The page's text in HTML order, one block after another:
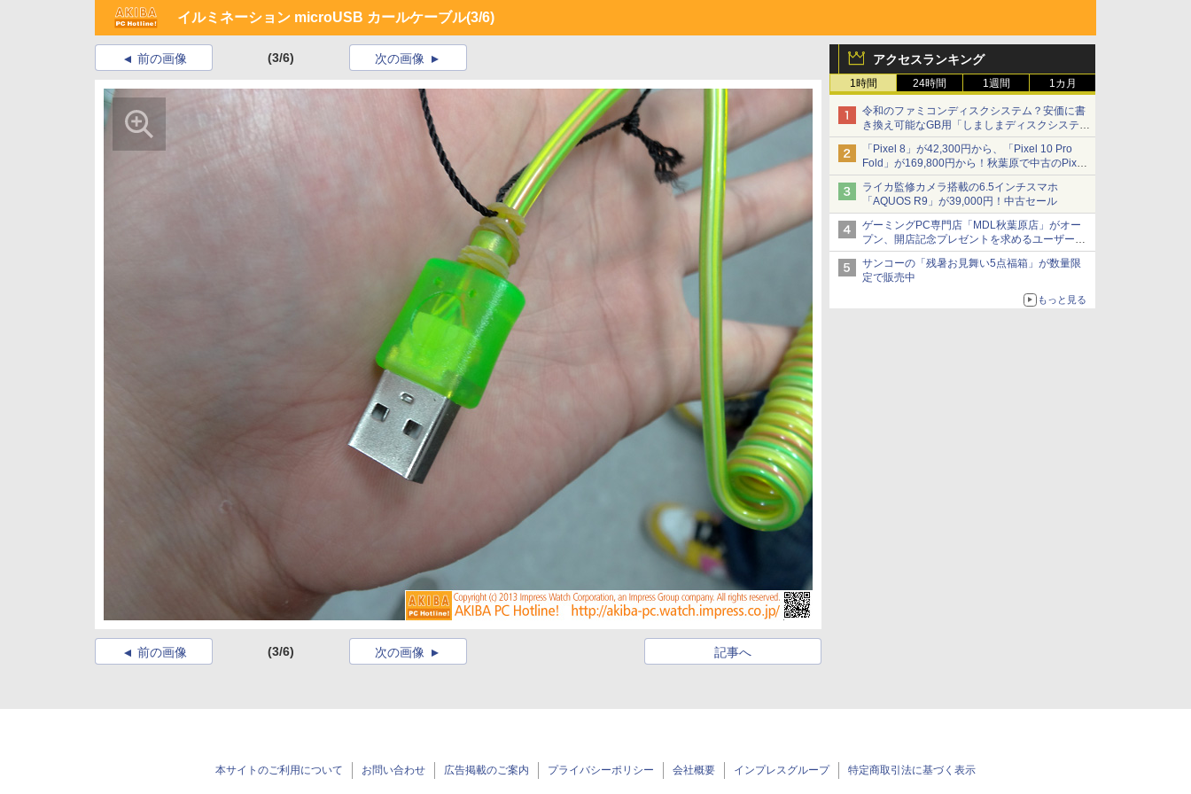
イルミネーション microUSB カールケーブル(3/6)
アクセスランキング
1時間 24時間 1週間 1カ月
令和のファミコンディスクシステム？安価に書
き換え可能なGB用「しましまディスクシステ
ム」
「Pixel 8」が42,300円から、「Pixel 10 Pro
Fold」が169,800円から！秋葉原で中古のPixel
シリーズがお買い得
ライカ監修カメラ搭載の6.5インチスマホ
「AQUOS R9」が39,000円！中古セール
ゲーミングPC専門店「MDL秋葉原店」がオー
プン、開店記念プレゼントを求めるユーザーが
押し寄せ長蛇の列に
サンコーの「残暑お見舞い5点福箱」が数量限
定で販売中
もっと見る
前の画像 (3/6) 次の画像
前の画像 (3/6) 記事へ
次の画像
本サイトのご利用について お問い合わせ 広告掲載のご案内 プライバシーポリシー 会社概要 インプレスグループ 特定商取引法に基づく表示